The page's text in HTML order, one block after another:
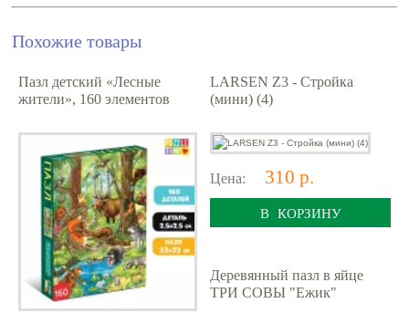
Похожие товары
Пазл детский «Лесные
жители», 160 элементов
LARSEN Z3 - Стройка
(мини) (4)
Цена: 310 р.
В КОРЗИНУ
Деревянный пазл в яйце
ТРИ СОВЫ "Ежик"